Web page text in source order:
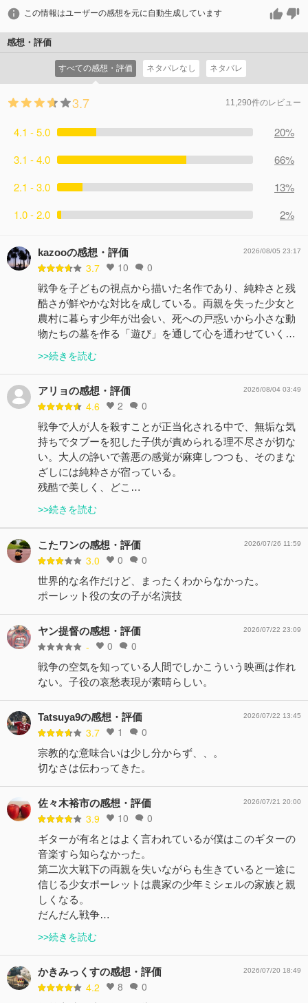
この情報はユーザーの感想を元に自動生成しています
感想・評価
すべての感想・評価 ネタバレなし ネタバレ
3.7 11,290件のレビュー
4.1 - 5.0
20%
3.1 - 4.0
66%
2.1 - 3.0
13%
1.0 - 2.0
2%
kazooの感想・評価
3.7 10 0
2026/08/05 23:17
戦争を子どもの視点から描いた名作であり、純粋さと残
酷さが鮮やかな対比を成している。両親を失った少女と
農村に暮らす少年が出会い、死への戸惑いから小さな動
物たちの墓を作る「遊び」を通して心を通わせていく…
>>続きを読む
アリョの感想・評価
4.6 2 0
2026/08/04 03:49
戦争で人が人を殺すことが正当化される中で、無垢な気
持ちでタブーを犯した子供が責められる理不尽さが切な
い。大人の諍いで善悪の感覚が麻痺しつつも、そのまな
ざしには純粋さが宿っている。
残酷で美しく、どこ…
>>続きを読む
こたワンの感想・評価
3.0 0 0
2026/07/26 11:59
世界的な名作だけど、まったくわからなかった。
ポーレット役の女の子が名演技
ヤン提督の感想・評価
- 0 0
2026/07/22 23:09
戦争の空気を知っている人間でしかこういう映画は作れ
ない。子役の哀愁表現が素晴らしい。
Tatsuya9の感想・評価
3.7 1 0
2026/07/22 13:45
宗教的な意味合いは少し分からず、、。
切なさは伝わってきた。
佐々木裕市の感想・評価
3.9 10 0
2026/07/21 20:00
ギターが有名とはよく言われているが僕はこのギターの
音楽すら知らなかった。
第二次大戦下の両親を失いながらも生きていると一途に
信じる少女ポーレットは農家の少年ミシェルの家族と親
しくなる。
だんだん戦争…
>>続きを読む
かきみっくすの感想・評価
4.2 8 0
2026/07/20 18:49